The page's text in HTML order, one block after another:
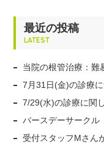
最近の投稿
LATEST
当院の根管治療：
7月31日(金)の診療
7/29(水)の診療に関
バースデーサークル
受付スタッフMさん